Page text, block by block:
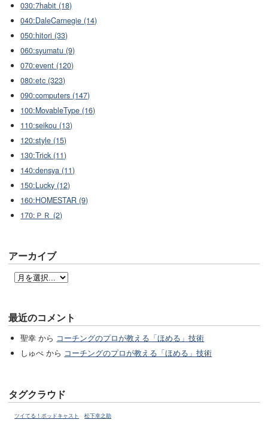
030:7habit (18)
040:DaleCarnegie (14)
050:hitori (33)
060:syumatu (9)
070:event (120)
080:etc (323)
090:computers (147)
100:MovableType (16)
110:seikou (13)
120:style (15)
130:Trick (11)
140:densya (11)
150:Lucky (12)
160:HOMESTAR (9)
170:ＰＲ (2)
アーカイブ
最近のコメント
聖幸 から コーチングのプロが教える「ほめる」技術
しゅぺ から コーチングのプロが教える「ほめる」技術
タグクラウド
ツイてる！ポッドキャスト 松下幸之助